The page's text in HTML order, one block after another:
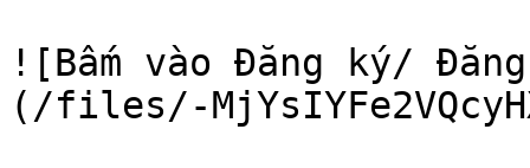
![Bấm vào Đăng ký/
(/files/-